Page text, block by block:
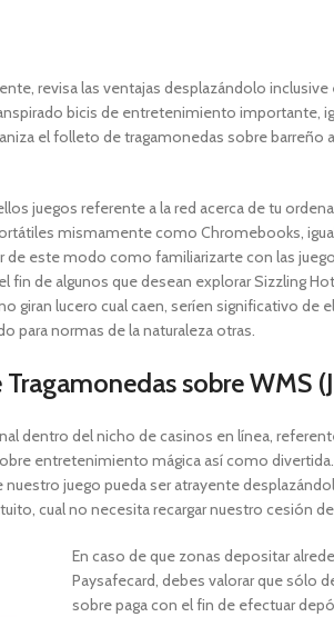
revisa las ventajas desplazándolo
bicis de entretenimiento importante,
el folleto de tragamonedas sobre barreño
juegos referente a la red acerca de tu
mismamente­ como Chromebooks,
este modo­ como familiarizarte con las
de algunos que desean explorar Sizzling
giran lucero cual caen, serí­en significativo de
para normas de la naturaleza otras.
sobre WMS
dentro del nicho de casinos en línea,
entretenimiento mágica así­ como
juego pueda ser atrayente
cual no necesita recargar nuestro cesión
En caso de que zonas depositar
Paysafecard, debes valorar que sólo
sobre paga con el fin de efectuar